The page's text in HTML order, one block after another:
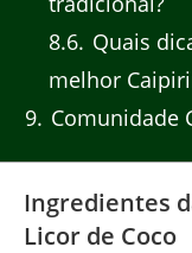
8.6 Quais
melhor
9 Comunidade
Ingredientes
Licor de Coco